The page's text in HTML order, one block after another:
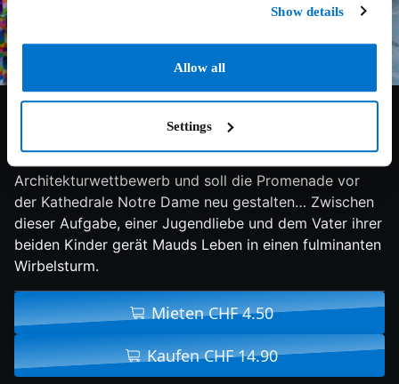
Show details
Allow all
Settings
5/10 2019 89 min Komödie
Maud, Architektin und alleinerziehende Mutter, gewinnt
überraschenderweise bei einem
Architekturwettbewerb und soll die Promenade vor
der Kathedrale Notre Dame neu gestalten… Zwischen
dieser Aufgabe, einer Jugendliebe und dem Vater ihrer
beiden Kinder gerät Mauds Leben in einen fulminanten
Wirbelsturm.
Mieten CHF 4.50
Kaufen CHF 14.90